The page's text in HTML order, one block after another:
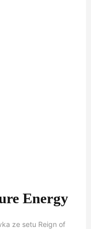
Energy
ze setu Reign of